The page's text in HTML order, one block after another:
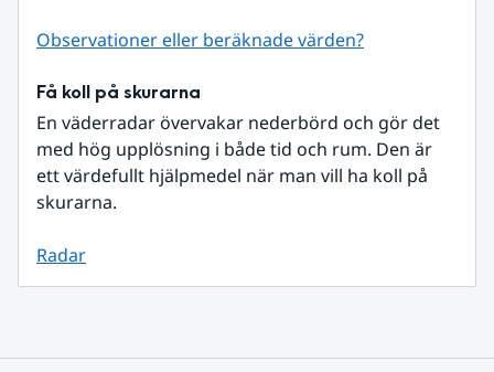
Observationer eller beräknade värden?
Få koll på skurarna
En väderradar övervakar nederbörd och gör det
med hög upplösning i både tid och rum. Den är
ett värdefullt hjälpmedel när man vill ha koll på
skurarna.
Radar